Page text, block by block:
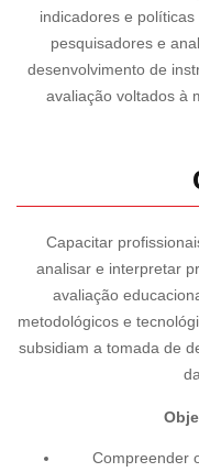
indicadores e
pesquisadores e
desenvolvimento de
avaliação voltados à
Capacitar
analisar e interpretar
avaliação
metodológicos e
subsidiam a tomada de
Compreender